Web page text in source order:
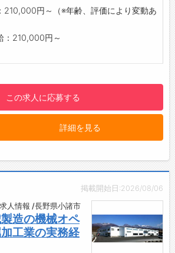
管理
ト管理
他上記に付随する作業
対応（締め作業含む）
管理など
すめポイント】
設での運営なので、他のお店の方や出店
動向や各店舗の取り組みなどを間近で知
ができ、人脈づくりやスキルアップにも
がい】
しかったよ」「また来るね」そんな一言
もらえるのが、この仕事の魅力です。
210,000円～（※年齢、評価により変動あ
：210,000円～
この求人に応募する
詳細を見る
掲載開始日:2026/08/06
人情報 /長野県小諸市
造の機械オペ
工業の実務経